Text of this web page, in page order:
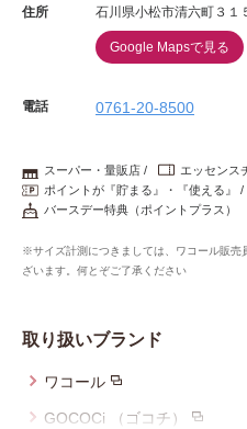
住所 石川県小松市清六町３１
Google Mapsで見る
電話 0761-20-8500
スーパー・量販店
エッセンス
ポイントが『貯まる』・『使える』
バースデー特典（ポイントプラス）
※サイズ計測につきましては、ワコール販売
ざいます。何とぞご了承ください
取り扱いブランド
ワコール
GOCOCi （ゴコチ）